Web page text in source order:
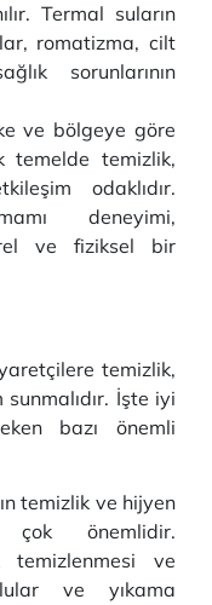
Termal suların
romatizma, cilt
sorunlarının
ve bölgeye göre
temelde temizlik,
odaklıdır.
deneyimi,
ve fiziksel bir
temizlik,
İşte iyi
bazı önemli
temizlik ve hijyen
çok önemlidir.
temizlenmesi ve
ve yıkama